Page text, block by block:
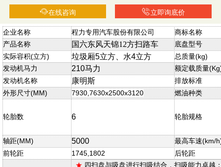
在线咨询 立即询底价
企业名称 程力专用汽车股份有限公司
商标名称
产品名称
国六东风天锦12方扫路车
底盘型号
实际容积(立方)
垃圾厢5立方、水4立方
总质量(kg)
发动机马力
210马力
额定载质量
发动机名称
康明斯
排放标准
外形尺寸(MM)
7930,7630x2500x3120 燃油种类
轮胎数 6 轮胎规格
轴距(MM) 5000
最高车速(km/
前轮距
1745,1802 后轮距
★ 四扫盘与吸盘进行扫吸结合，扫吸能力卓越